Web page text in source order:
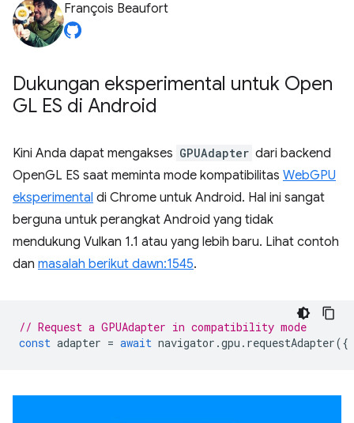
François Beaufort
Dukungan eksperimental untuk Open
GL ES di Android
Kini Anda dapat mengakses GPUAdapter dari backend
OpenGL ES saat meminta mode kompatibilitas WebGPU
eksperimental di Chrome untuk Android. Hal ini sangat
berguna untuk perangkat Android yang tidak
mendukung Vulkan 1.1 atau yang lebih baru. Lihat contoh
dan masalah berikut dawn:1545.
// Request a GPUAdapter in compatibility mode
const adapter = await navigator .gpu . requestAdapter({